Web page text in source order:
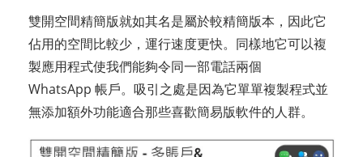
雙開空間精簡版就如其名是屬於較精簡版本，因此它
佔用的空間比較少，運行速度更快。同樣地它可以複
製應用程式使我們能夠令同一部電話兩個
WhatsApp 帳戶。吸引之處是因為它單單複製程式並
無添加額外功能適合那些喜歡簡易版軟件的人群。